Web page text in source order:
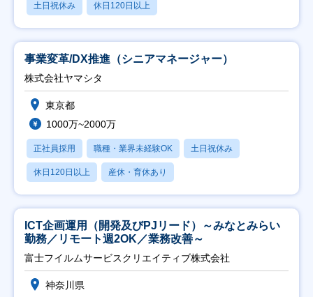
土日祝休み 休日120日以上
事業変革/DX推進（シニアマネージャー）
株式会社ヤマシタ
東京都
1000万~2000万
正社員採用 職種・業界未経験OK 土日祝休み
休日120日以上 産休・育休あり
ICT企画運用（開発及びPJリード）～みなとみらい
勤務／リモート週2OK／業務改善～
富士フイルムサービスクリエイティブ株式会社
神奈川県